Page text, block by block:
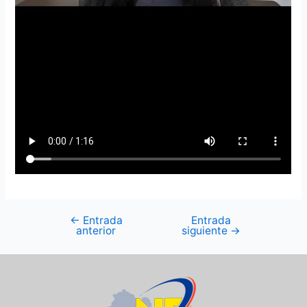
← Entrada
anterior
Entrada
siguiente →